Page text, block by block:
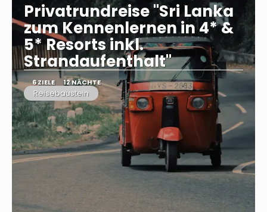
Privatrundreise "Sri Lanka
zum Kennenlernen in 4* &
5* Resorts inkl.
Strandaufenthalt"
6 ZIELE 12 NÄCHTE
Reisebaustein